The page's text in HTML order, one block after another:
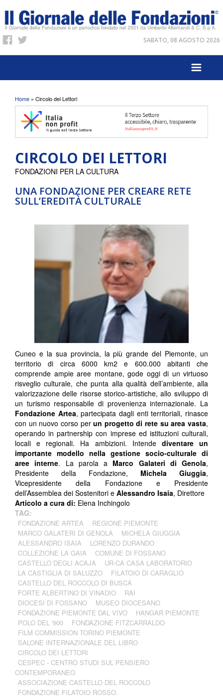
SABATO, 08 AGOSTO 2026
Tu sei qui
Home » Circolo dei Lettori
CIRCOLO DEI LETTORI
UNA FONDAZIONE PER CREARE RETE
SULL’EREDITÀ CULTURALE
FONDAZIONI PER LA CULTURA
Cuneo e la sua provincia, la più grande del Piemonte, un
territorio di circa 6000 km2 e 600.000 abitanti che
comprende ampie aree montane, gode oggi di un virtuoso
risveglio culturale, che punta alla qualità dell’ambiente, alla
valorizzazione delle risorse storico-artistiche, allo sviluppo di
un turismo responsabile di provenienza internazionale. La
Fondazione Artea, partecipata dagli enti territoriali, rinasce
con un nuovo corso perun progetto di rete su area vasta,
operando in partnership con imprese ed istituzioni culturali,
locali e regionali. Ha ambizioni. Intendediventare un
importante modello nella gestione socio-culturale di
aree interne. La parola a Marco Galateri di Genola,
Presidente della Fondazione, Michela Giuggia,
Vicepresidente della Fondazione e Presidente
dell’Assemblea dei Sostenitori e Alessandro Isaia, Direttore
Articolo a cura di: Elena Inchingolo
TAG:
FONDAZIONE ARTEA
REGIONE PIEMONTE
MARCO GALATERI DI GENOLA
MICHELA GIUGGIA
ALESSANDRO ISAIA
LORENZO DURANDO
COLLEZIONE LA GAIA
COMUNE DI FOSSANO
CASTELLO DEGLI ACAJA
UR-CA CASA LABORATORIO
LA CASTIGLIA DI SALUZZO
FILATOIO DI CARAGLIO
CASTELLO DEL ROCCOLO DI BUSCA
FORTE ALBERTINO DI VINADIO
RAI
DIOCESI DI FOSSANO
MUSEO DIOCESANO
FONDAZIONE PIEMONTE DAL VIVO
HANGAR PIEMONTE
POLO DEL '900
FONDAZIONE FITZCARRALDO
FILM COMMISSION TORINO PIEMONTE
SALONE INTERNAZIONALE DEL LIBRO
CIRCOLO DEI LETTORI
CESPEC - CENTRO STUDI SUL PENSIERO
CONTEMPORANEO
ASSOCIAZIONE CASTELLO DEL ROCCOLO
FONDAZIONE FILATOIO ROSSO.